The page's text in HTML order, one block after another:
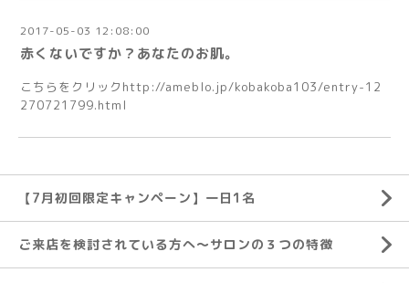
2017-05-03 12:08:00
赤くないですか？あなたのお肌。
こちらをクリック http://ameblo.jp/kobakoba103/entry-12
270721799.html
【7月初回限定キャンペーン】一日1名
ご来店を検討されている方へ～サロンの３つの特徴